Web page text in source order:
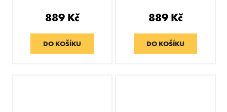
889 Kč
DO KOŠÍKU
889 Kč
DO KOŠÍKU